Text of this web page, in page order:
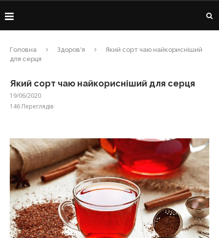
Головна Здоров'я
Який сорт чаю найкорисніший
для серця
Який сорт чаю найкорисніший для серця
19/06/2020
146 Переглядів